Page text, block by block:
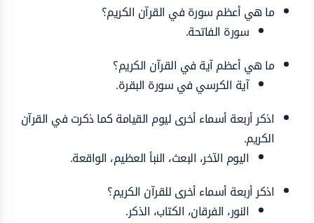
ما هي أعظم سورة في القرآن الكريم؟
سورة الفاتحة.
ما هي أعظم آية في القرآن الكريم؟
آية الكرسي في سورة البقرة.
اذكر أربعة أسماء أخرى ليوم القيامة كما ذكرت في القرآن
الكريم.
اليوم الآخر، البعث، النبأ العظيم، الواقعة.
اذكر أربعة أسماء أخرى للقرآن الكريم؟
النور، الفرقان، الكتاب، الذكر.